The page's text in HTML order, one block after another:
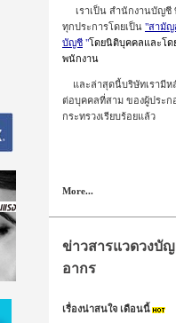
เราเป็น สำนักงานบัญชี
ทุกประการโดยเป็น "สามัญ
บัญชี "โดยนิติบุคคลและโด
พนักงาน
และล่าสุดนี้บริษัทเรามีห
ต่อบุคคลที่สาม ของผู้ประ
กระทรวงเรียบร้อยแล้ว
More...
ข่าวสารแวดวงบั
อากร
เรื่องน่าสนใจ เดือนนี้